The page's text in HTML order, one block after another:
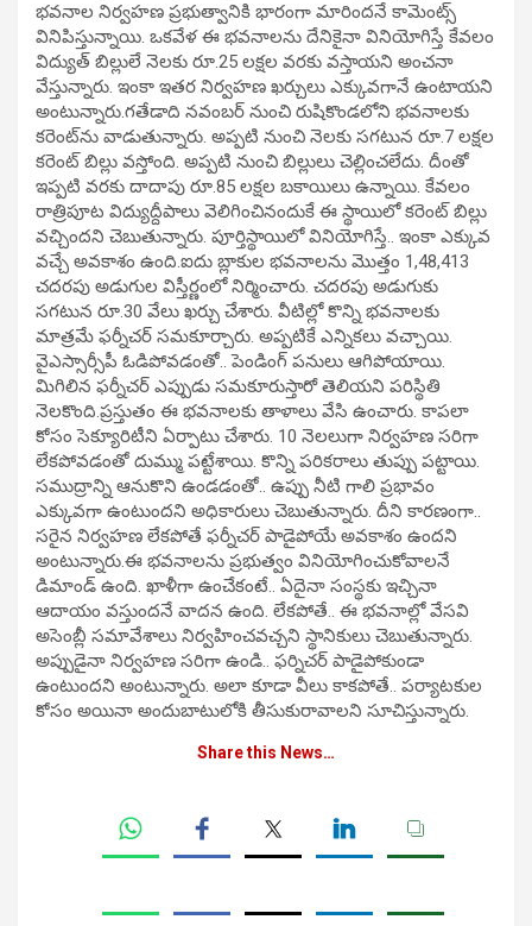
భవనాల నిర్వహణ ప్రభుత్వానికి భారంగా మారిందనే కామెంట్స్
వినిపిస్తున్నాయి. ఒకవేళ ఈ భవనాలను దేనికైనా వినియోగిస్తే కేవలం
విద్యుత్‌ బిల్లులే నెలకు రూ.25 లక్షల వరకు వస్తాయని అంచనా
వేస్తున్నారు. ఇంకా ఇతర నిర్వహణ ఖర్చులు ఎక్కువగానే ఉంటాయని
అంటున్నారు.గతేడాది నవంబర్ నుంచి రుషికొండలోని భవనాలకు
కరెంట్‌ను వాడుతున్నారు. అప్పటి నుంచి నెలకు సగటున రూ.7 లక్షల
కరెంట్ బిల్లు వస్తోంది. అప్పటి నుంచి బిల్లులు చెల్లించలేదు. దీంతో
ఇప్పటి వరకు దాదాపు రూ.85 లక్షల బకాయిలు ఉన్నాయి. కేవలం
రాత్రిపూట విద్యుద్దీపాలు వెలిగించినందుకే ఈ స్థాయిలో కరెంట్ బిల్లు
వచ్చిందని చెబుతున్నారు. పూర్తిస్థాయిలో వినియోగిస్తే.. ఇంకా ఎక్కువ
వచ్చే అవకాశం ఉంది.ఐదు బ్లాకుల భవనాలను మొత్తం 1,48,413
చదరపు అడుగుల విస్తీర్ణంలో నిర్మించారు. చదరపు అడుగుకు
సగటున రూ.30 వేలు ఖర్చు చేశారు. వీటిల్లో కొన్ని భవనాలకు
మాత్రమే ఫర్నీచర్‌ సమకూర్చారు. అప్పటికే ఎన్నికలు వచ్చాయి.
వైఎస్సార్సీపీ ఓడిపోవడంతో.. పెండింగ్ పనులు ఆగిపోయాయి.
మిగిలిన ఫర్నీచర్ ఎప్పుడు సమకూరుస్తారో తెలియని పరిస్థితి
నెలకొంది.ప్రస్తుతం ఈ భవనాలకు తాళాలు వేసి ఉంచారు. కాపలా
కోసం సెక్యూరిటీని ఏర్పాటు చేశారు. 10 నెలలుగా నిర్వహణ సరిగా
లేకపోవడంతో దుమ్ము పట్టేశాయి. కొన్ని పరికరాలు తుప్పు పట్టాయి.
సముద్రాన్ని ఆనుకొని ఉండడంతో.. ఉప్పు నీటి గాలి ప్రభావం
ఎక్కువగా ఉంటుందని అధికారులు చెబుతున్నారు. దీని కారణంగా..
సరైన నిర్వహణ లేకపోతే ఫర్నీచర్ పాడైపోయే అవకాశం ఉందని
అంటున్నారు.ఈ భవనాలను ప్రభుత్వం వినియోగించుకోవాలనే
డిమాండ్ ఉంది. ఖాళీగా ఉంచేకంటే.. ఏదైనా సంస్థకు ఇచ్చినా
ఆదాయం వస్తుందనే వాదన ఉంది. లేకపోతే.. ఈ భవనాల్లో వేసవి
అసెంబ్లీ సమావేశాలు నిర్వహించవచ్చని స్థానికులు చెబుతున్నారు.
అప్పుడైనా నిర్వహణ సరిగా ఉండి.. ఫర్నిచర్ పాడైపోకుండా
ఉంటుందని అంటున్నారు. అలా కూడా వీలు కాకపోతే.. పర్యాటకుల
కోసం అయినా అందుబాటులోకి తీసుకురావాలని సూచిస్తున్నారు.
Share this News…